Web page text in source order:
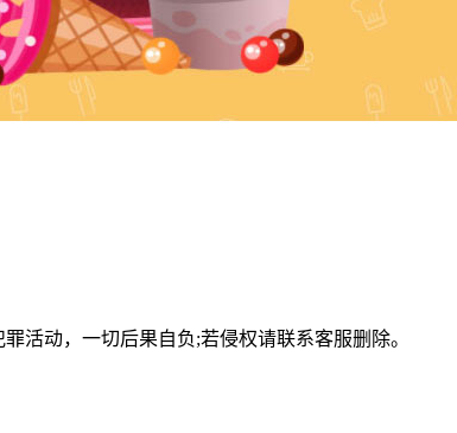
活动，一切后果自负;若侵权请联系客服删除。